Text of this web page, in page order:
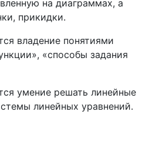
на диаграммах, а
прикидки.
владение понятиями
«способы задания
умение решать линейные
линейных уравнений.